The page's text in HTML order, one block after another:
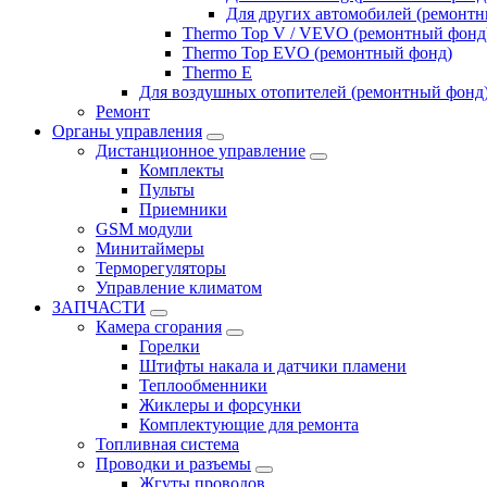
Для других автомобилей
Thermo Top V / VEVO (ремонтный
Thermo Top EVO (ремонтный фонд)
Thermo E
Для воздушных отопителей (ремонтный
Ремонт
Органы управления
Дистанционное управление
Комплекты
Пульты
Приемники
GSM модули
Минитаймеры
Терморегуляторы
Управление климатом
ЗАПЧАСТИ
Камера сгорания
Горелки
Штифты накала и датчики пламени
Теплообменники
Жиклеры и форсунки
Комплектующие для ремонта
Топливная система
Проводки и разъемы
Жгуты проводов